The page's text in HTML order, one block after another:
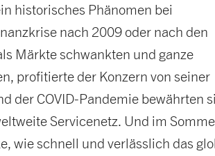
historisches Phänomen bei
nach 2009 oder nach den
Märkte schwankten und ganze
profitierte der Konzern von seiner
der COVID-Pandemie bewährten
Servicenetz. Und im
wie schnell und verlässlich das